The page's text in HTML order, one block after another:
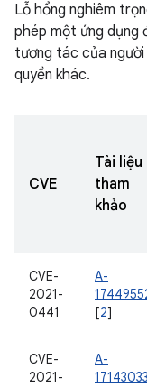
Lỗ hổng nghiêm
phép một ứng dụng
tương tác của
quyền khác.
CVE
Tài liệu
tham
khảo
CVE-
2021-
0441
A-
[2]
CVE-
2021-
A-